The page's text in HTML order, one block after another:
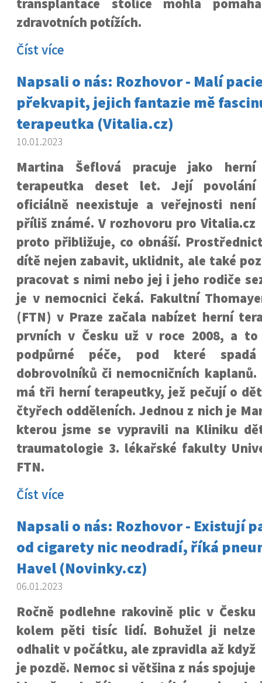
transplantace stolice mohla
zdravotních potížích.
Číst více
Napsali o nás: Rozhovor - Malí
překvapit, jejich fantazie mě
terapeutka (Vitalia.cz)
10.01.2023
Martina Šeflová pracuje jako herní
terapeutka deset let. Její povolání
oficiálně neexistuje a veřejnosti není
příliš známé. V rozhovoru pro Vitalia.cz
proto přibližuje, co obnáší.
dítě nejen zabavit, uklidnit, ale také
pracovat s nimi nebo jej i jeho rodiče
je v nemocnici čeká. Fakultní
(FTN) v Praze začala nabízet herní
prvních v Česku už v roce 2008, a
podpůrné péče, pod které
dobrovolníků či nemocničních kaplanů.
má tři herní terapeutky, jež pečují o
čtyřech odděleních. Jednou z nich je
kterou jsme se vypravili na Kliniku
traumatologie 3. lékařské fakulty
FTN.
Číst více
Napsali o nás: Rozhovor - Existují
od cigarety nic neodradí, říká
Havel (Novinky.cz)
06.01.2023
Ročně podlehne rakovině plic v Česku
kolem pěti tisíc lidí. Bohužel ji nelze
odhalit v počátku, ale zpravidla až když
je pozdě. Nemoc si většina z nás spojuje